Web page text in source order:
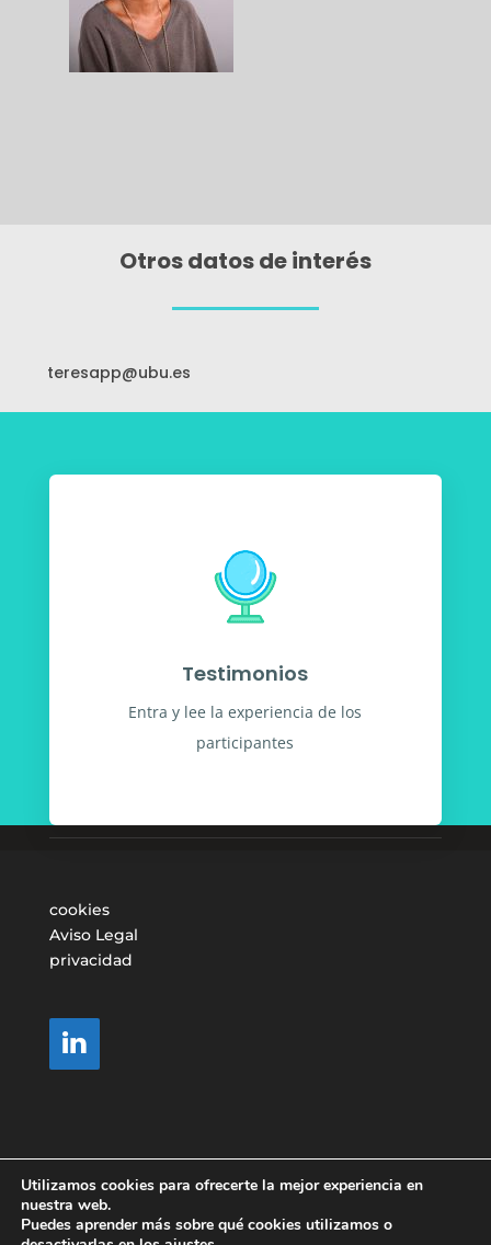
Otros datos de interés
teresapp@ubu.es
Testimonios
Entra y lee la experiencia de los
participantes
cookies
Aviso Legal
privacidad
Utilizamos cookies para ofrecerte la mejor experiencia en
nuestra web.
Puedes aprender más sobre qué cookies utilizamos o